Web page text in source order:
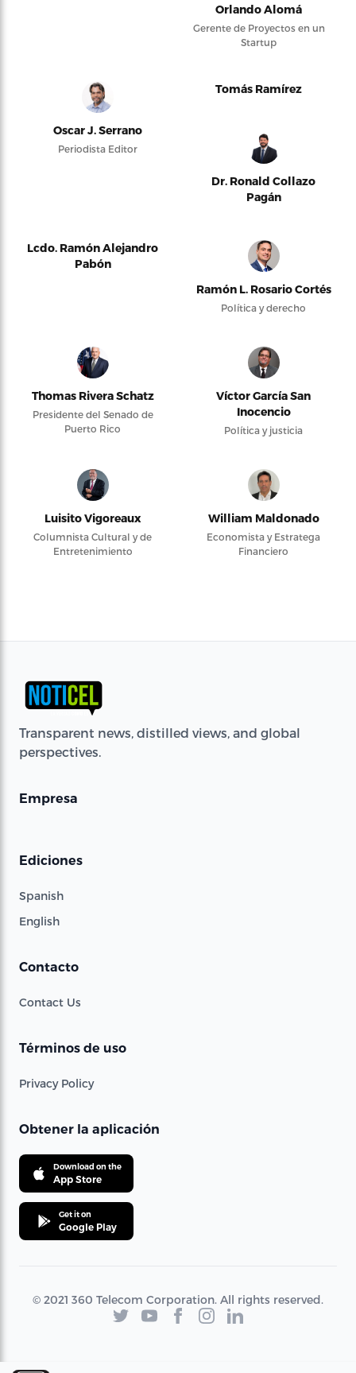
Orlando Alomá
Gerente de Proyectos en un
Startup
Oscar J. Serrano
Periodista Editor
Tomás Ramírez
Dr. Ronald Collazo
Pagán
Lcdo. Ramón Alejandro
Pabón
Ramón L. Rosario Cortés
Política y derecho
Thomas Rivera Schatz
Presidente del Senado de
Puerto Rico
Víctor García San
Inocencio
Política y justicia
Luisito Vigoreaux
Columnista Cultural y de
Entretenimiento
William Maldonado
Economista y Estratega
Financiero
Transparent news, distilled views, and global
perspectives.
Empresa
Ediciones
Spanish
English
Contacto
Contact Us
Términos de uso
Privacy Policy
Obtener la aplicación
Download on the
App Store
Get it on
Google Play
© 2021 360 Telecom Corporation. All rights reserved.